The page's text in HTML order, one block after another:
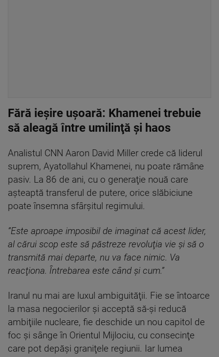
Fără ieşire uşoară: Khamenei trebuie
să aleagă între umilinţă şi haos
Analistul CNN Aaron David Miller crede că liderul
suprem, Ayatollahul Khamenei, nu poate rămâne
pasiv. La 86 de ani, cu o generaţie nouă care
aşteaptă transferul de putere, orice slăbiciune
poate însemna sfârşitul regimului.
”Este aproape imposibil de imaginat că acest lider,
al cărui scop este să păstreze revoluţia vie şi să o
transmită mai departe, nu va face nimic. Va
reacţiona. Întrebarea este când şi cum.”
Iranul nu mai are luxul ambiguităţii. Fie se întoarce
la masa negocierilor şi acceptă să-şi reducă
ambiţiile nucleare, fie deschide un nou capitol de
foc şi sânge în Orientul Mijlociu, cu consecinţe
care pot depăşi graniţele regiunii. Iar lumea